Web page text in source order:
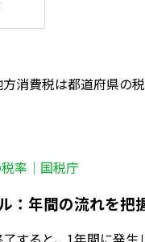
消費税は都道府県の
率｜国税庁
：年間の流れを把